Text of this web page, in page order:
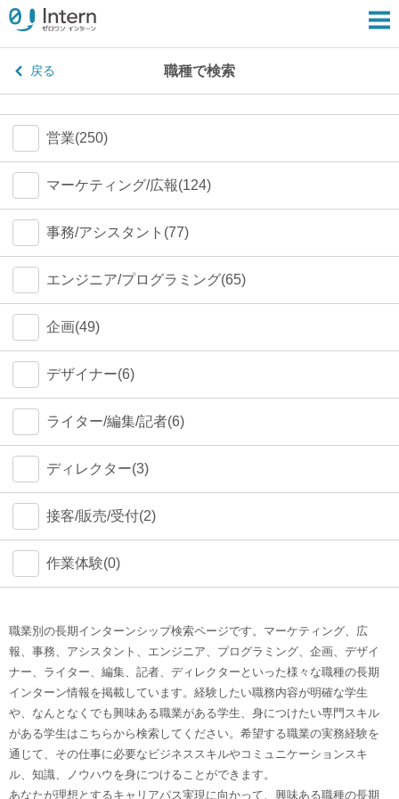
戻る 職種で検索
営業(250)
マーケティング/広報(124)
事務/アシスタント(77)
エンジニア/プログラミング(65)
企画(49)
デザイナー(6)
ライター/編集/記者(6)
ディレクター(3)
接客/販売/受付(2)
作業体験(0)
職業別の長期インターンシップ検索ページです。マーケティング、広
報、事務、アシスタント、エンジニア、プログラミング、企画、デザイ
ナー、ライター、編集、記者、ディレクターといった様々な職種の長期
インターン情報を掲載しています。経験したい職務内容が明確な学生
や、なんとなくでも興味ある職業がある学生、身につけたい専門スキル
がある学生はこちらから検索してください。希望する職業の実務経験を
通じて、その仕事に必要なビジネススキルやコミュニケーションスキ
ル、知識、ノウハウを身につけることができます。
あなたが理想とするキャリアパス実現に向かって、興味ある職種の長期